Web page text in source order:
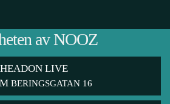
av NOOZ
HEADON LIVE
BERINGSGATAN 16